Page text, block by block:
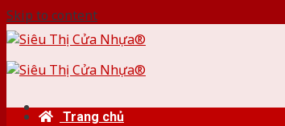
Skip to content
Trang chủ